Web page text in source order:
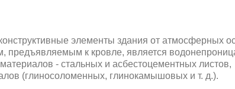
элементы здания от атмосферных
к кровле, является
- стальных и асбестоцементных листов,
(глиносоломенных, глинокамышовых и т. д.).